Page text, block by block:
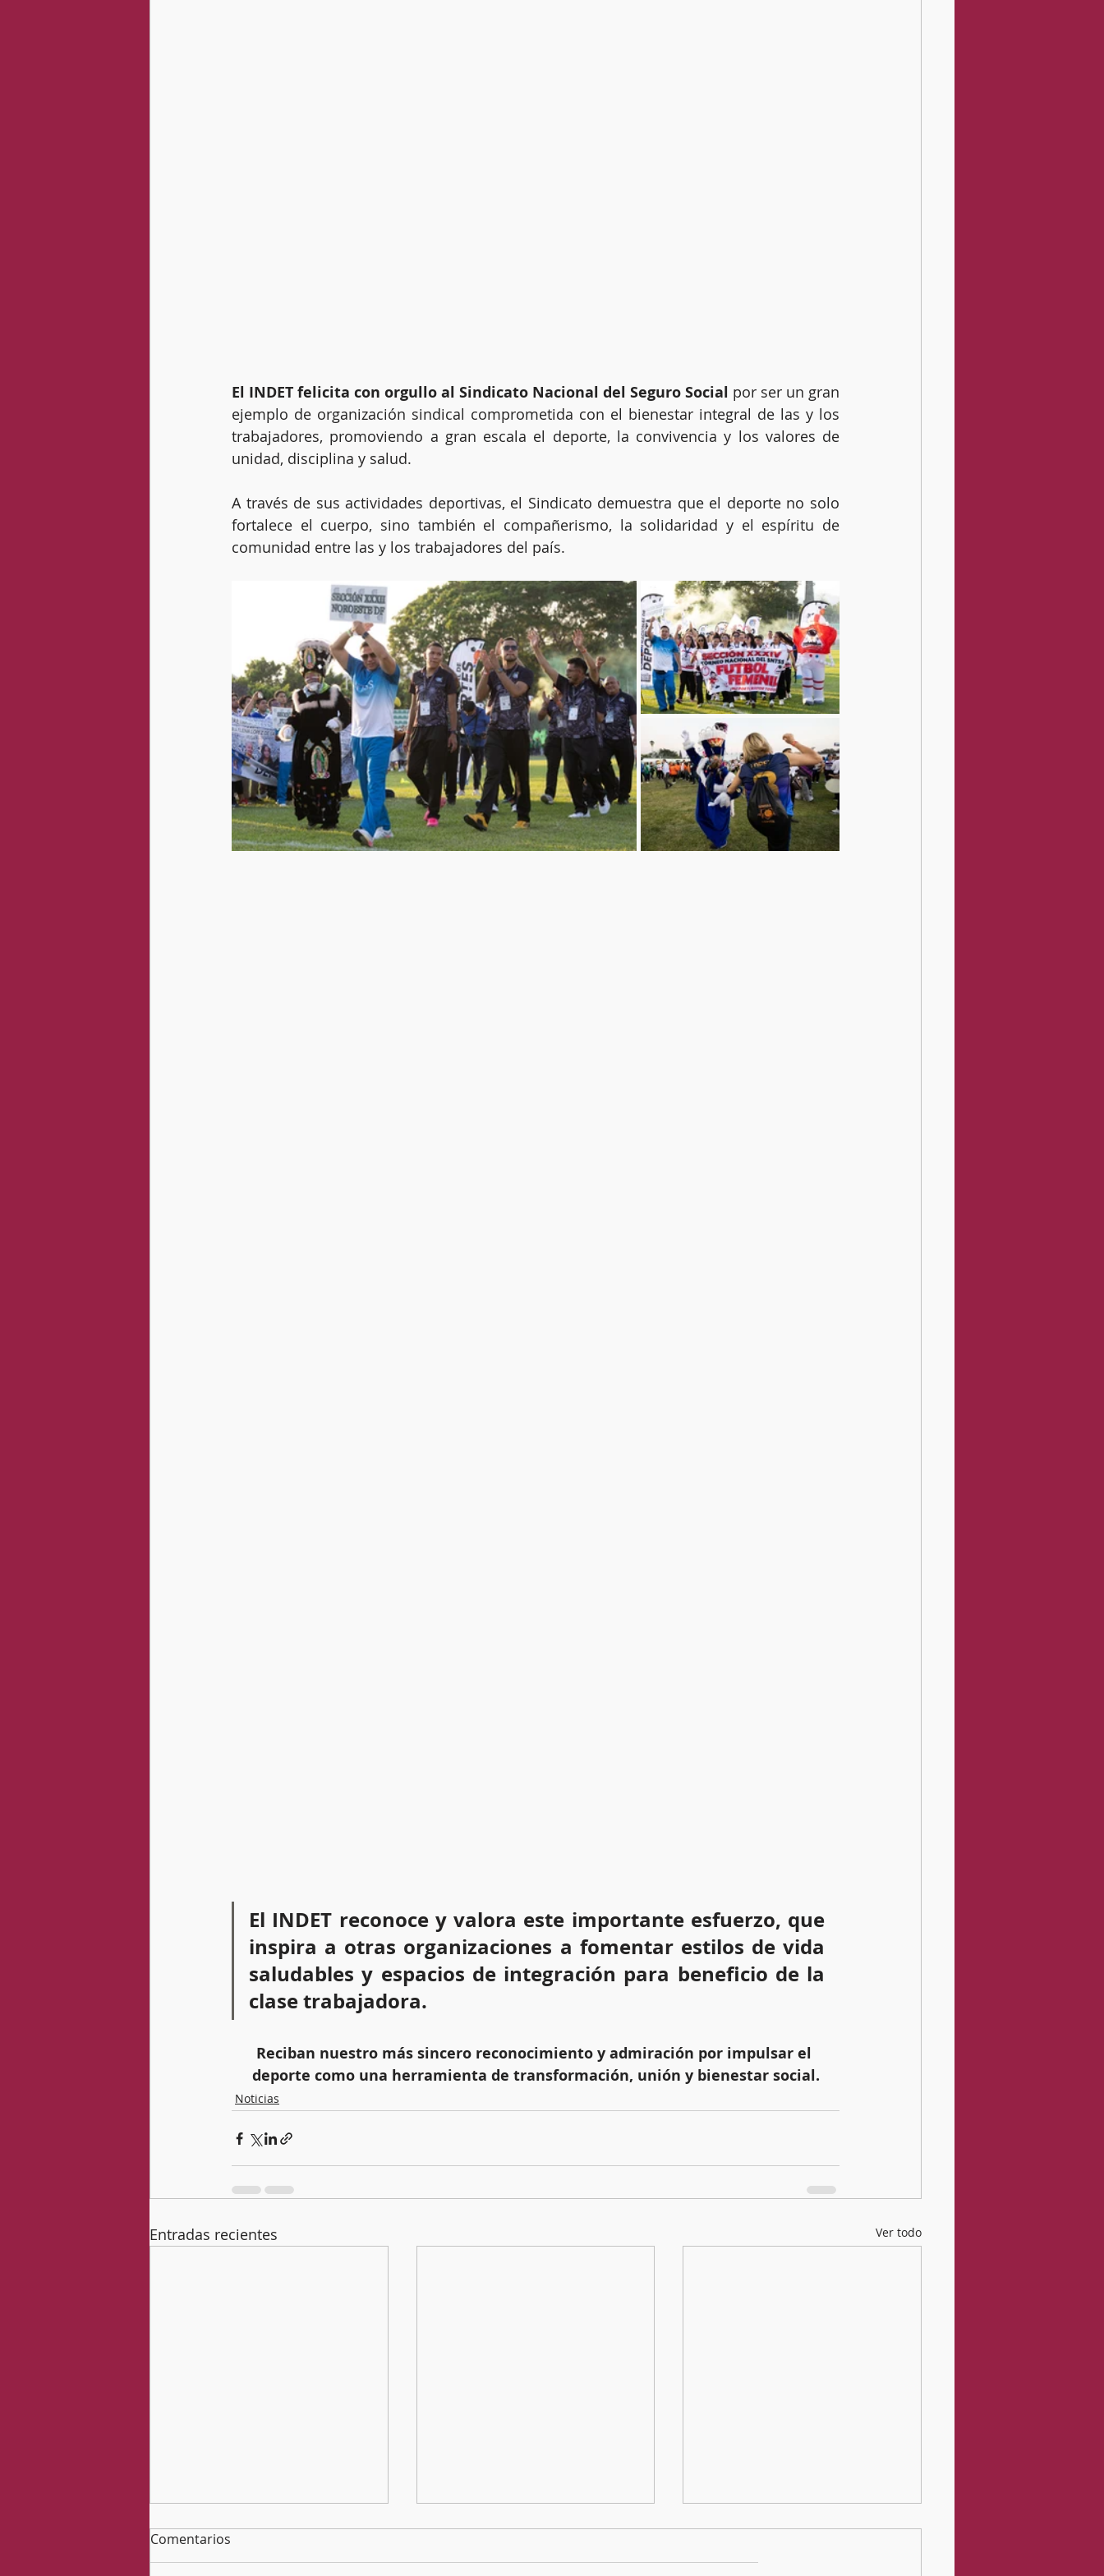
El INDET felicita con orgullo al Sindicato Nacional del Seguro Social por ser un gran
ejemplo de organización sindical comprometida con el bienestar integral de las y los
trabajadores, promoviendo a gran escala el deporte, la convivencia y los valores de
unidad, disciplina y salud.
A través de sus actividades deportivas, el Sindicato demuestra que el deporte no solo
fortalece el cuerpo, sino también el compañerismo, la solidaridad y el espíritu de
comunidad entre las y los trabajadores del país.
El INDET reconoce y valora este importante esfuerzo, que
inspira a otras organizaciones a fomentar estilos de vida
saludables y espacios de integración para beneficio de la
clase trabajadora.
Reciban nuestro más sincero reconocimiento y admiración por impulsar el
deporte como una herramienta de transformación, unión y bienestar social.
Noticias
Entradas recientes Ver todo
Comentarios